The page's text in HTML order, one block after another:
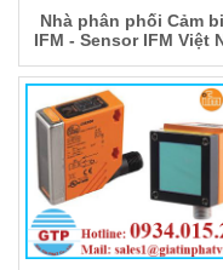
Nhà phân phối Cảm
IFM - Sensor IFM Việt